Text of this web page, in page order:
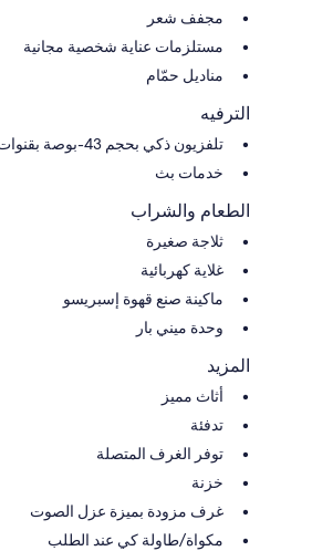
مجفف شعر
مستلزمات عناية شخصية مجانية
مناديل حمّام
الترفيه
تلفزيون ذكي بحجم 43-بوصة بقنوات بث فضائية
خدمات بث
الطعام والشراب
ثلاجة صغيرة
غلاية كهربائية
ماكينة صنع قهوة إسبريسو
وحدة ميني بار
المزيد
أثاث مميز
تدفئة
توفر الغرف المتصلة
خزنة
غرف مزودة بميزة عزل الصوت
مكواة/طاولة كي عند الطلب